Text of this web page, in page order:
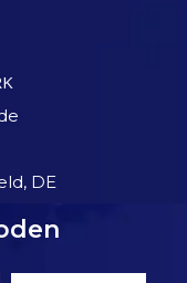
DE
und Erfahrungen zu